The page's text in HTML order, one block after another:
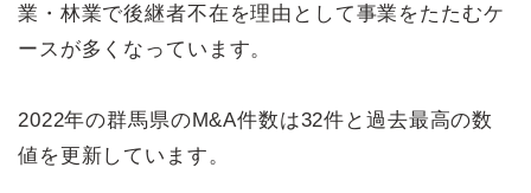
業・林業で後継者不在を理由として事業をたたむケ
ースが多くなっています。
2022年の群馬県のM&A件数は32件と過去最高の数
値を更新しています。